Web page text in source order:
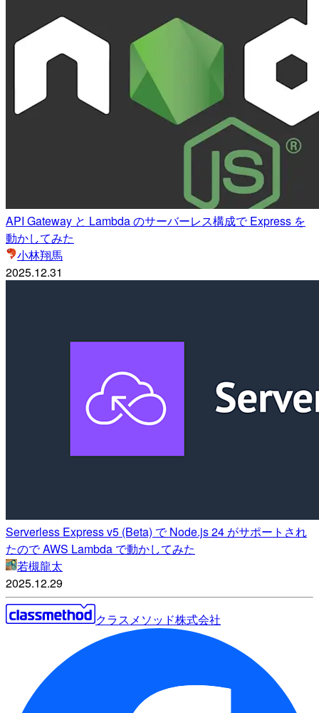
API Gateway と Lambda のサーバーレス構成で Express を
動かしてみた
小林翔馬
2025.12.31
Serverless Express v5 (Beta) で Node.js 24 がサポートされ
たので AWS Lambda で動かしてみた
若槻龍太
2025.12.29
クラスメソッド株式会社